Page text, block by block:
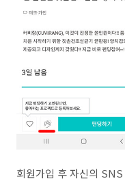
회원가입 후 자신의